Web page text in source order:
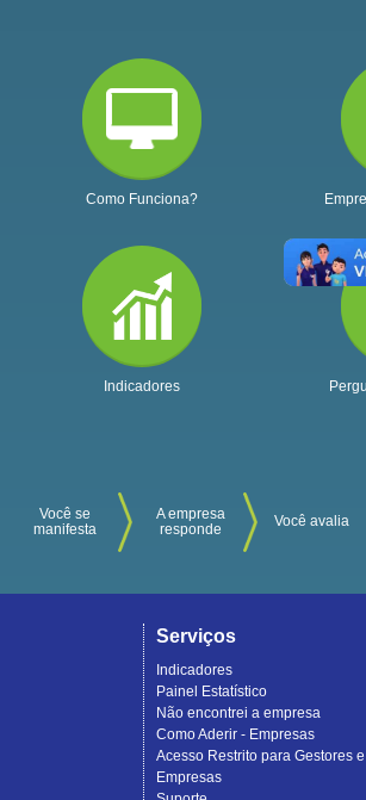
Como Funciona?
Indicadores
Você se
manifesta
A empresa
responde
Você avalia
Serviços
Indicadores
Painel Estatístico
Não encontrei a empresa
Como Aderir - Empresas
Acesso Restrito para Gestores e
Empresas